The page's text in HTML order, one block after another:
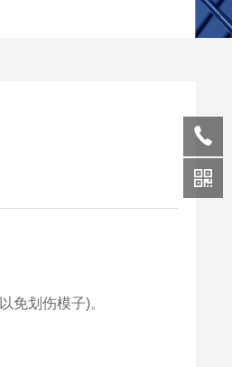
免划伤模子)。